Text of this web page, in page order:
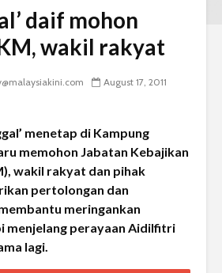
daif mohon
wakil rakyat
August 17, 2011
menetap di Kampung
memohon Jabatan Kebajikan
wakil rakyat dan pihak
pertolongan dan
meringankan
menjelang perayaan Aidilfitri
lagi.